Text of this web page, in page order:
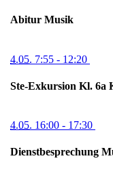
Abitur Musik
4.05. 7:55 - 12:20
Ste-Exkursion Kl. 6a
4.05. 16:00 - 17:30
Dienstbesprechung